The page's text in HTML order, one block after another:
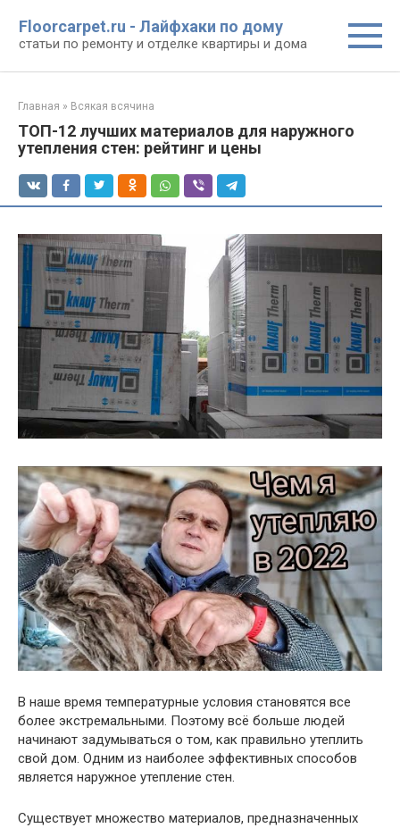
контенту
Floorcarpet.ru - Лайфхаки по дому
статьи по ремонту и отделке квартиры и дома
Главная » Всякая всячина
ТОП-12 лучших материалов для наружного
утепления стен: рейтинг и цены
В наше время температурные условия становятся все
более экстремальными. Поэтому всё больше людей
начинают задумываться о том, как правильно утеплить
свой дом. Одним из наиболее эффективных способов
является наружное утепление стен.
Существует множество материалов, предназначенных